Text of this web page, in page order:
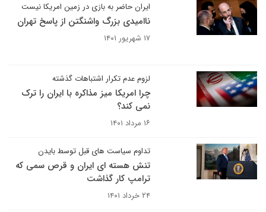
ایران حاضر به بازی در زمین امریکا نیست
ناامیدی بزرگ واشنگتن از پاسخ تهران
۱۷ شهریور ۱۴۰۱
لزوم عدم تکرار اشتباهات گذشته
چرا امریکا میز مذاکره با ایران را ترک
نمی کند؟
۱۶ مرداد ۱۴۰۱
تداوم سیاست های قبل توسط بایدن
تنش هسته ای ایران و قرص سمی که
ترامپ کار گذاشت
۲۴ خرداد ۱۴۰۱